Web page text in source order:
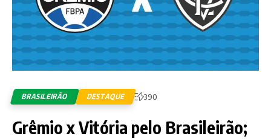
BRASILEIRÃO DESTAQUE 390
Grêmio x Vitória pelo Brasileirão;